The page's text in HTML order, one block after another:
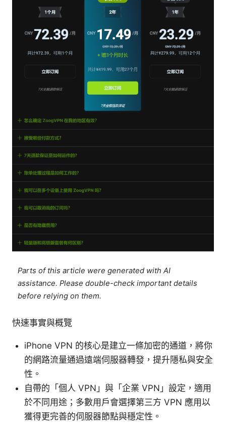
Parts of this article were generated with AI
assistance. Please double-check important details
before relying on them.
快速事實與概覽
iPhone VPN 的核心是建立一條加密的通道，將你
的網路流量通過遠端伺服器轉發，提升隱私與安全
性。
自帶的「個人 VPN」與「企業 VPN」設定，適用
於不同用途；多數用戶會選擇第三方 VPN 應用以
獲得更完善的伺服器節點與穩定性。